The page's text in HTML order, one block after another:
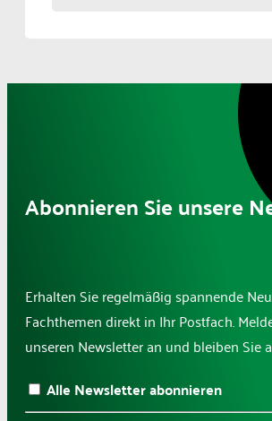
Abonnieren Sie unsere
Erhalten Sie regelmäßig spannende
Fachthemen direkt in Ihr Postfach.
unseren Newsletter an und bleiben Sie
Alle Newsletter abonnieren